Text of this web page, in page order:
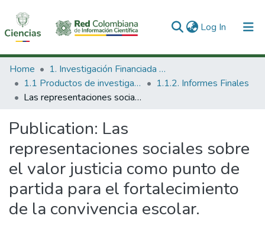
Log In (current)
Communities & Collections
All of DSpace
Home
1. Investigación Financiada con Recursos Públicos
1.1 Productos de investigación
1.1.2. Informes Finales
Las representaciones sociales sobre el valor justicia como punto de partida para el fortalecimiento de la convivencia escolar.
Publication: Las
representaciones sociales sobre
el valor justicia como punto de
partida para el fortalecimiento
de la convivencia escolar.